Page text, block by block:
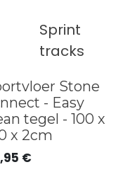
Sprint
tracks
Stone
- Easy
tegel - 100 x
x 2cm
€